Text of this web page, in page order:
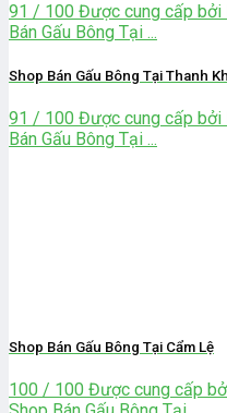
91 / 100 Được cung cấp bởi
Bán Gấu Bông Tại ...
Shop Bán Gấu Bông Tại Thanh
91 / 100 Được cung cấp bởi
Bán Gấu Bông Tại ...
Shop Bán Gấu Bông Tại Cẩm Lệ
100 / 100 Được cung cấp